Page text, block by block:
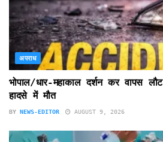
अपराध
भोपाल/धार-महाकाल दर्शन कर वापस
हादसे में मौत
BY NEWS-EDITOR AUGUST 9, 2026